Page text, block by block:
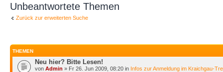
Unbeantwortete Themen
Zurück zur erweiterten Suche
THEMEN
Neu hier? Bitte Lesen!
von Admin » Fr 26. Jun 2009, 08:20 in Infos zur Anmeldung im Kraichgau-